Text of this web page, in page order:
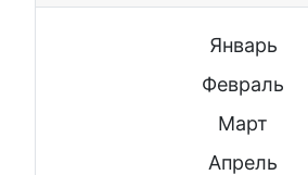
Январь
Февраль
Март
Апрель